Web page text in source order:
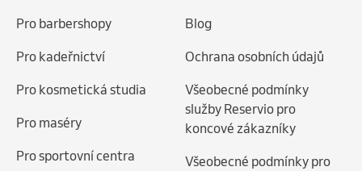
Pro barbershopy
Pro kadeřnictví
Pro kosmetická studia
Pro maséry
Pro sportovní centra
Blog
Ochrana osobních údajů
Všeobecné podmínky
služby Reservio pro
koncové zákazníky
Všeobecné podmínky pro